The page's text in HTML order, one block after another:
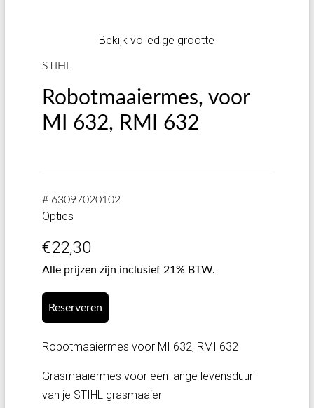
Bekijk volledige grootte
STIHL
Robotmaaiermes, voor
MI 632, RMI 632
# 63097020102
Opties
€22,30
Alle prijzen zijn inclusief 21% BTW.
Reserveren
Robotmaaiermes voor MI 632, RMI 632
Grasmaaiermes voor een lange levensduur
van je STIHL grasmaaier